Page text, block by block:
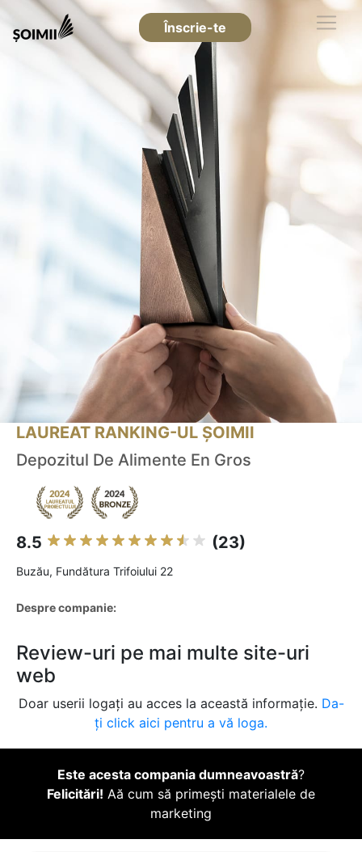
Înscrie-te
LAUREAT RANKING-UL ȘOIMII
Depozitul De Alimente En Gros
8.5 (23)
Buzău, Fundătura Trifoiului 22
Despre companie:
Review-uri pe mai multe site-uri
web
Doar userii logați au acces la această informație. Da-
ți click aici pentru a vă loga.
Este acesta compania dumneavoastră?
Felicitări! Aă cum să primești materialele de
marketing